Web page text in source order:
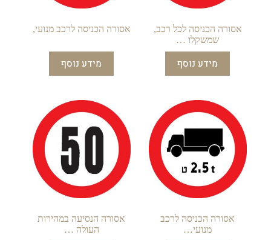
אסורה הכניסה לכל רכב,
שמשקלו …
מידע נוסף
אסורה הכניסה לרכב מנועי,
מידע נוסף
אסורה הכניסה לרכב
מנועי…
אסורה הנסיעה במהירות
העולה …